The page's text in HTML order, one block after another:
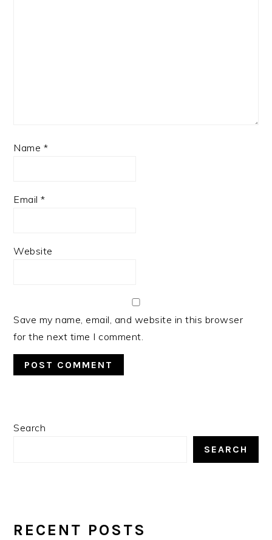
Name *
Email*
Website
Save my name, email, and website in this browser
for the next time I comment.
PRIMARY
Search
SEARCH
RECENT POSTS